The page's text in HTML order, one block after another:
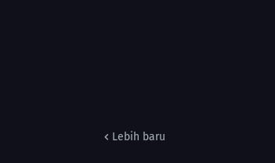
Lebih baru